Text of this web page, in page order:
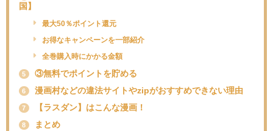
国】
最大50％ポイント還元
お得なキャンペーンを一部紹介
全巻購入時にかかる金額
5 ③無料でポイントを貯める
6 漫画村などの違法サイトやzipがおすすめできない理由
7 【ラスダン】はこんな漫画！
8 まとめ